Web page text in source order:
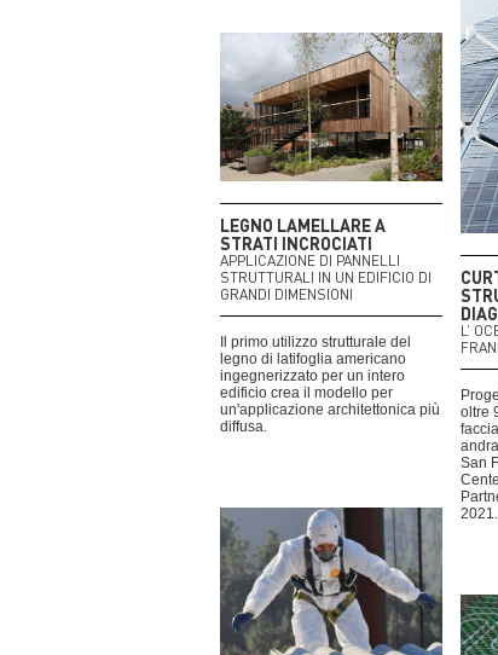
L’
oltre
San
2021.
LEGNO LAMELLARE A
STRATI INCROCIATI
APPLICAZIONE DI PANNELLI
STRUTTURALI IN UN EDIFICIO DI
GRANDI DIMENSIONI
Il primo utilizzo strutturale del
legno di latifoglia americano
ingegnerizzato per un intero
edificio crea il modello per
un'applicazione architettonica più
diffusa.